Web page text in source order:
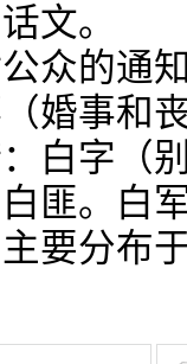
文。
众的通
婚事和
白字（
匪。白
要分布